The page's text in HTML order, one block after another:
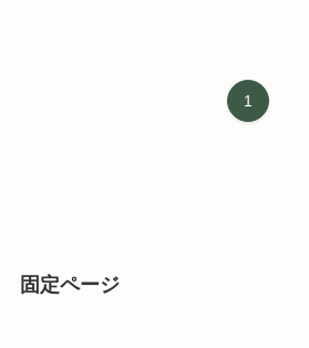
1
固定ページ